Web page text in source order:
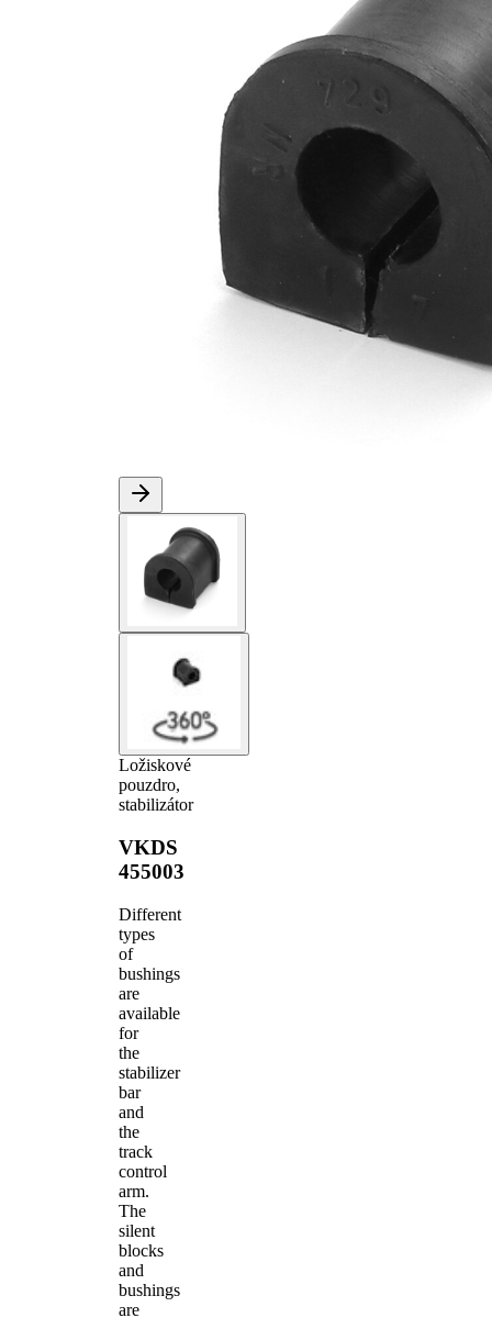
Ložiskové
pouzdro,
stabilizátor
VKDS
455003
Different
types
of
bushings
are
available
for
the
stabilizer
bar
and
the
track
control
arm.
The
silent
blocks
and
bushings
are